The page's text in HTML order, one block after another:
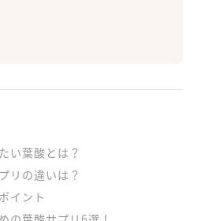
い葉酸とは？
リの違いは？
イント